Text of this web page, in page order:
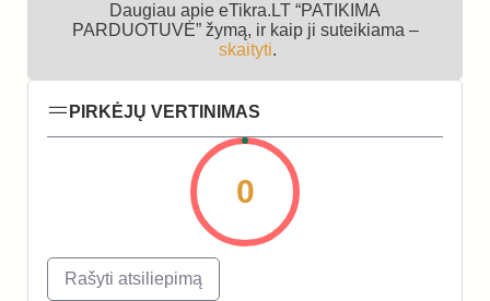
Daugiau apie eTikra.LT “PATIKIMA
PARDUOTUVĖ” žymą, ir kaip ji suteikiama –
skaityti.
PIRKĖJŲ VERTINIMAS
0
Rašyti atsiliepimą